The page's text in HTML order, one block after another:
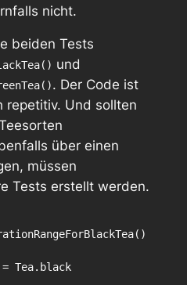
nicht.
beiden Tests
und
. Der Code ist
repetitiv. Und sollten
über einen
müssen
Tests erstellt werden.